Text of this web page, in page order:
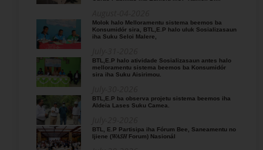
Molok halo Melloramentu sistema beemos ba
Konsumidór sira, BTL,E.P halo uluk Sosializasaun
iha Suku Seloi Malere,
BTL,E.P halo atividade Sosializasaun antes halo
melloramentu sistema beemos ba Konsumidór
sira iha Suku Aisirimou.
BTL,E.P ba observa projetu sistema beemos iha
Aldeia Lases Suku Camea.
BTL, E.P Partisipa iha Fórum Bee, Saneamentu no
Ijiene (𝑊𝐴𝑆𝐻 Forum) Nasionál